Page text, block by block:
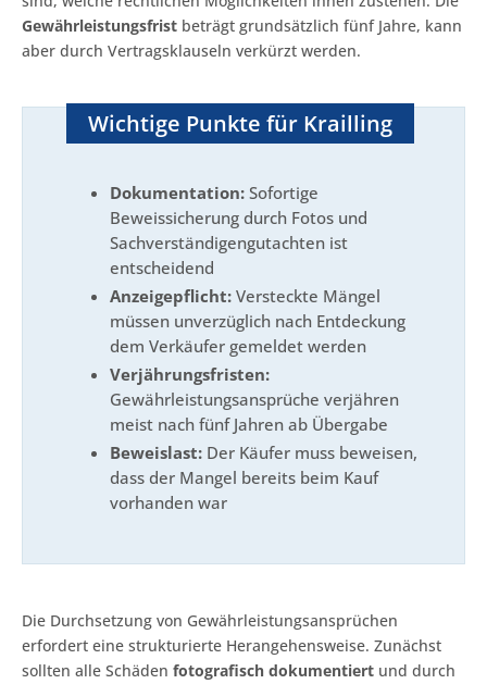
Gewährleistungsfrist beträgt grundsätzlich fünf Jahre, kann
aber durch Vertragsklauseln verkürzt werden.
Wichtige Punkte für Krailling
Dokumentation:Sofortige
Beweissicherung durch Fotos und
Sachverständigengutachten ist
entscheidend
Anzeigepflicht:Versteckte Mängel
müssen unverzüglich nach Entdeckung
dem Verkäufer gemeldet werden
Verjährungsfristen:
Gewährleistungsansprüche verjähren
meist nach fünf Jahren ab Übergabe
Beweislast: Der Käufer muss beweisen,
dass der Mangel bereits beim Kauf
vorhanden war
Die Durchsetzung von Gewährleistungsansprüchen
erfordert eine strukturierte Herangehensweise. Zunächst
sollten alle Schäden fotografisch dokumentiert und durch